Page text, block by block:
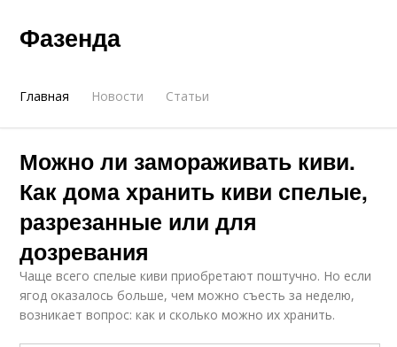
Фазенда
Главная Новости Статьи
Можно ли замораживать киви.
Как дома хранить киви спелые,
разрезанные или для
дозревания
Чаще всего спелые киви приобретают поштучно. Но если
ягод оказалось больше, чем можно съесть за неделю,
возникает вопрос: как и сколько можно их хранить.